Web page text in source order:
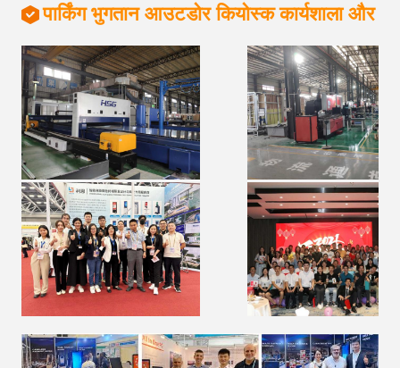
पार्किंग भुगतान आउटडोर कियोस्क कार्यशाला और